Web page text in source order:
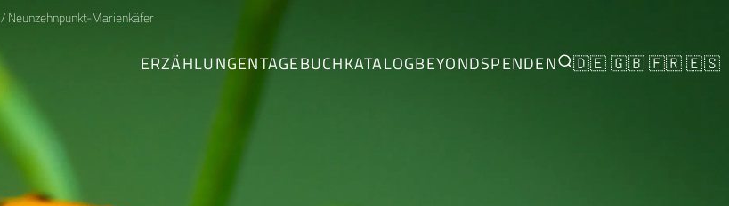
/ Neunzehnpunkt-Marienkäfer
ERZÄHLUNGENTAGEBUCHKATALOGBEYONDSPENDEN 🇩🇪 🇬🇧🇫🇷 🇪🇸